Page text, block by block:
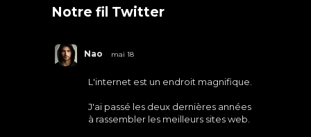
Notre fil Twitter
Nao mai 18
L'internet est un endroit magnifique.
J'ai passé les deux dernières années
à rassembler les meilleurs sites web.